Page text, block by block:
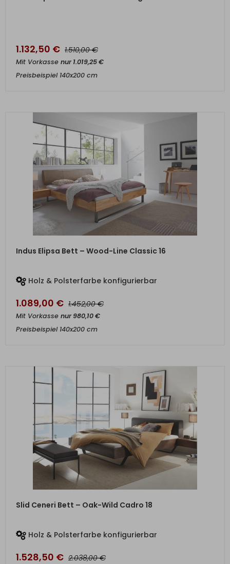
1.132,50 € 1.510,00€
Mit Vorkasse nur1.019,25€
Preisbeispiel 140x200 cm
ZUM PRODUKT
Indus Elipsa Bett – Wood-Line Classic 16
Holz & Polsterfarbe konfigurierbar
1.089,00 € 1.452,00€
Mit Vorkasse nur980,10€
Preisbeispiel 140x200 cm
ZUM PRODUKT
Slid Ceneri Bett – Oak-Wild Cadro 18
Holz & Polsterfarbe konfigurierbar
1.528,50 € 2.038,00€